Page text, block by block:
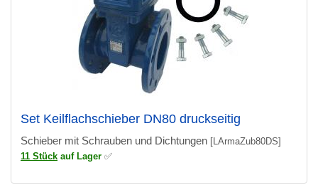
Set Keilflachschieber DN80 druckseitig
Schieber mit Schrauben und Dichtungen [LArmaZub80DS]
11 Stück auf Lager ✅